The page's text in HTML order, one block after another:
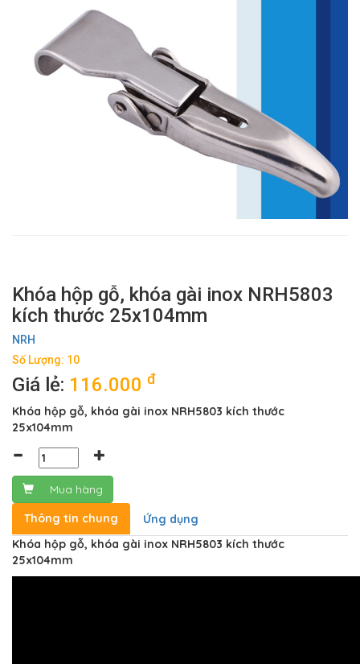
Khóa hộp gỗ, khóa gài inox NRH5803
kích thước 25x104mm
NRH
Số Lượng: 10
Giá lẻ: 116.000 đ
Khóa hộp gỗ, khóa gài inox NRH5803 kích thước
25x104mm
Mua hàng
Thông tin chung
Ứng dụng
Khóa hộp gỗ, khóa gài inox NRH5803 kích thước
25x104mm